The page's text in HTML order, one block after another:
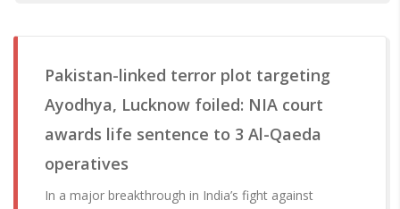
Pakistan-linked terror plot targeting
Ayodhya, Lucknow foiled: NIA court
awards life sentence to 3 Al-Qaeda
operatives
In a major breakthrough in India’s fight against